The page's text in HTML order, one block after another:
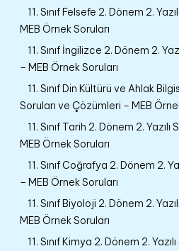
11. Sınıf Felsefe 2. Dönem 2.
MEB Örnek Soruları
11. Sınıf İngilizce 2. Dönem 2.
– MEB Örnek Soruları
11. Sınıf Din Kültürü ve Ahlak
Soruları ve Çözümleri – MEB
11. Sınıf Tarih 2. Dönem 2.
MEB Örnek Soruları
11. Sınıf Coğrafya 2. Dönem 2.
– MEB Örnek Soruları
11. Sınıf Biyoloji 2. Dönem 2.
MEB Örnek Soruları
11. Sınıf Kimya 2. Dönem 2.